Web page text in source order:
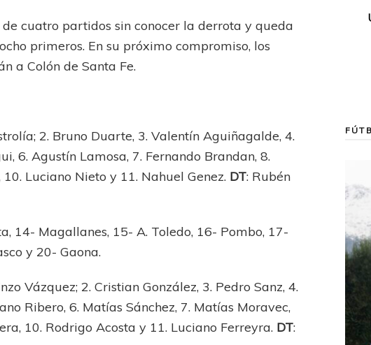
cuatro partidos sin conocer la derrota y queda
primeros. En su próximo compromiso, los
a Colón de Santa Fe.
2. Bruno Duarte, 3. Valentín Aguiñagalde, 4.
6. Agustín Lamosa, 7. Fernando Brandan, 8.
Luciano Nieto y 11. Nahuel Genez. DT: Rubén
14- Magallanes, 15- A. Toledo, 16- Pombo, 17-
y 20- Gaona.
Vázquez; 2. Cristian González, 3. Pedro Sanz, 4.
Ribero, 6. Matías Sánchez, 7. Matías Moravec,
10. Rodrigo Acosta y 11. Luciano Ferreyra. DT: